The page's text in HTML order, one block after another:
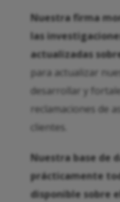
Nuestra firma
las
actualizadas
para actualizar
desarrollar y
reclamaciones de
clientes.
Nuestra base de
prácticamente
disponible sobre